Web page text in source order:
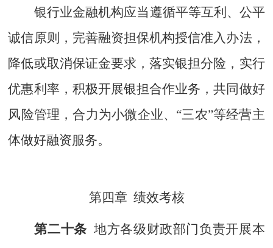
银行业金融机构应当遵循平等互利、公平
诚信原则，完善融资担保机构授信准入办法，
降低或取消保证金要求，落实银担分险，实行
优惠利率，积极开展银担合作业务，共同做好
风险管理，合力为小微企业、 “三农”等经营主
体做好融资服务。
第四章 绩效考核
第二十条 地方各级财政部门负责开展本